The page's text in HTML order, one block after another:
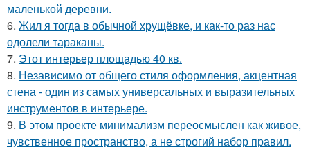
маленькой деревни.
6. Жил я тогда в обычной хрущёвке, и как-то раз нас
одолели тараканы.
7. Этот интерьер площадью 40 кв.
8. Независимо от общего стиля оформления, акцентная
стена - один из самых универсальных и выразительных
инструментов в интерьере.
9. В этом проекте минимализм переосмыслен как живое,
чувственное пространство, а не строгий набор правил.